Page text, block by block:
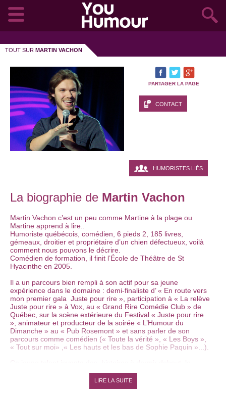
TOUT SUR MARTIN VACHON
PARTAGER LA PAGE
CONTACT
HUMORISTES LIÉS
La biographie de Martin Vachon
Martin Vachon c’est un peu comme Martine à la plage ou
Martine apprend à lire..
Humoriste québécois, comédien, 6 pieds 2, 185 livres,
gémeaux, droitier et propriétaire d’un chien défectueux, voilà
comment nous pouvons le décrire.
Comédien de formation, il finit l’École de Théâtre de St
Hyacinthe en 2005.
Il a un parcours bien rempli à son actif pour sa jeune
expérience dans le domaine : demi-finaliste d’ « En route vers
mon premier gala Juste pour rire », participation à « La relève
Juste pour rire » à Vox, au « Grand Rire Comédie Club » de
Québec, sur la scène extérieure du Festival « Juste pour rire
», animateur et producteur de la soirée « L’Humour du
Dimanche » au « Pub Rosemont » et sans parler de son
parcours comme comédien (« Toute la vérité », « Les Boys »,
« Tout sur moi» ,« Les hauts et les bas de Sophie Paquin »...).
LIRE LA SUITE